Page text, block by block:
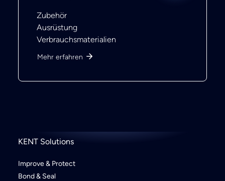
Zubehör
Ausrüstung
Verbrauchsmaterialien
Mehr erfahren
KENT Solutions
Improve & Protect
Bond & Seal